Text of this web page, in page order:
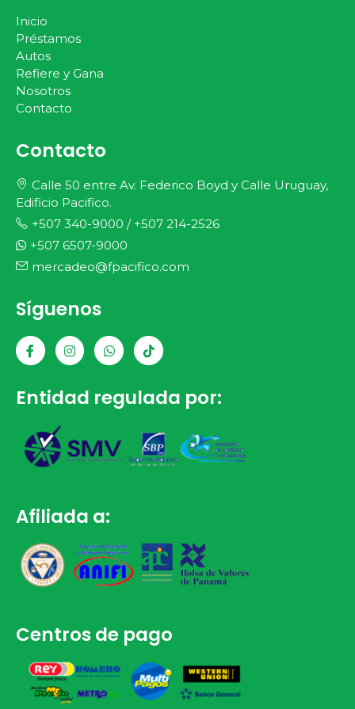
Inicio
Préstamos
Autos
Refiere y Gana
Nosotros
Contacto
Contacto
Calle 50 entre Av. Federico Boyd y Calle Uruguay,
Edificio Pacifico.
+507 340-9000 / +507 214-2526
+507 6507-9000
mercadeo@fpacifico.com
Síguenos
Entidad regulada por:
Afiliada a:
Centros de pago